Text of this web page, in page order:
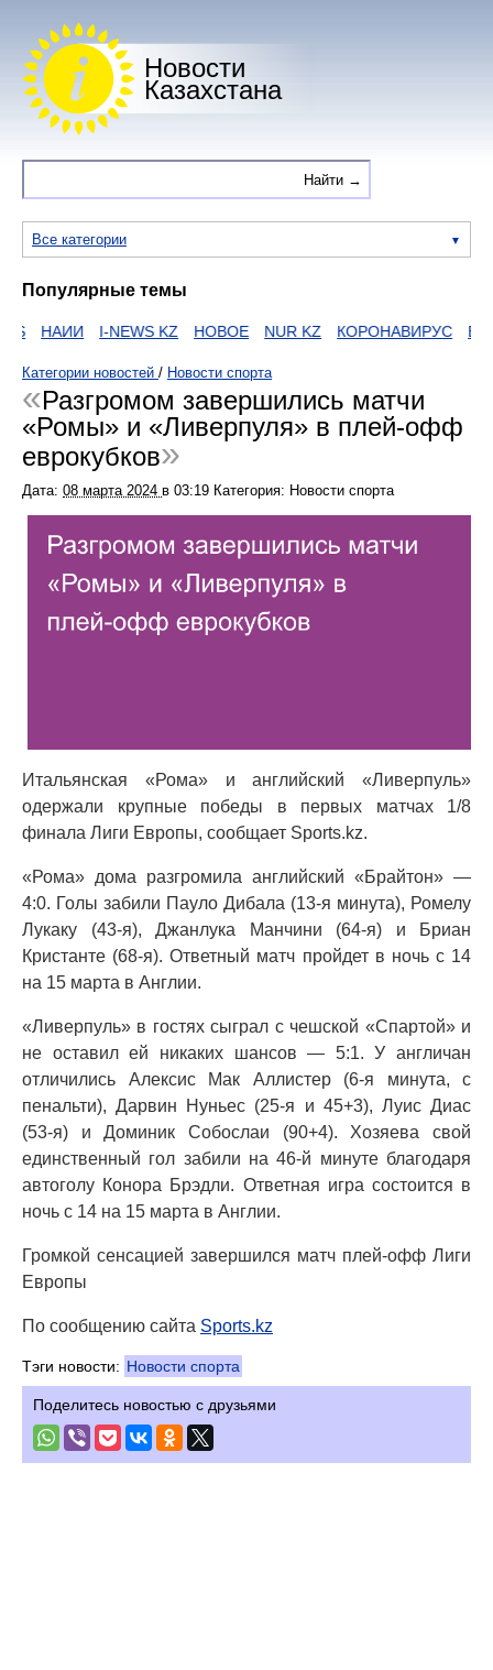
Новости
Казахстана
Все категории
Популярные темы
НАИИ I-NEWS KZ НОВОЕ NUR KZ КОРОНАВИРУС ЕГОВ
Категории новостей / Новости спорта
Разгромом завершились матчи
«Ромы» и «Ливерпуля» в плей-офф
еврокубков
Дата: 08 марта 2024 в 03:19 Категория: Новости спорта
Итальянская «Рома» и английский «Ливерпуль»
одержали крупные победы в первых матчах 1/8
финала Лиги Европы, сообщает Sports.kz.
«Рома» дома разгромила английский «Брайтон» —
4:0. Голы забили Пауло Дибала (13-я минута), Ромелу
Лукаку (43-я), Джанлука Манчини (64-я) и Бриан
Кристанте (68-я). Ответный матч пройдет в ночь с 14
на 15 марта в Англии.
«Ливерпуль» в гостях сыграл с чешской «Спартой» и
не оставил ей никаких шансов — 5:1. У англичан
отличились Алексис Мак Аллистер (6-я минута, с
пенальти), Дарвин Нуньес (25-я и 45+3), Луис Диас
(53-я) и Доминик Собослаи (90+4). Хозяева свой
единственный гол забили на 46-й минуте благодаря
автоголу Конора Брэдли. Ответная игра состоится в
ночь с 14 на 15 марта в Англии.
Громкой сенсацией завершился матч плей-офф Лиги
Европы
По сообщению сайта Sports.kz
Тэги новости: Новости спорта
Поделитесь новостью с друзьями